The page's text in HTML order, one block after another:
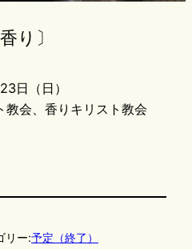
り〕
日（日）
教会、香りキリスト教会
リー:予定（終了）